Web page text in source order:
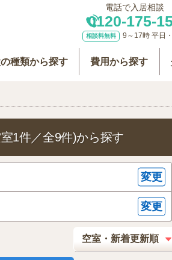
電話で入居相談
0120-175-
相談料無料 9～17時 平日
種類から探す 費用から探す
1件／全9件)から探す
変更
変更